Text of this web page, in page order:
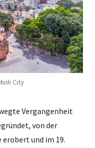
City
Vergangenheit
von der
und im 19.